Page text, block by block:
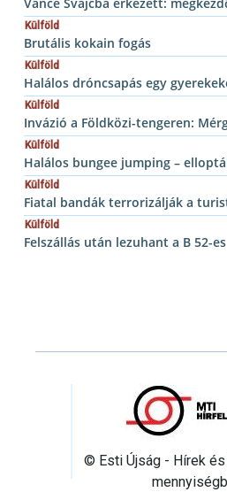
Külföld
Brutális kokain fogás
Külföld
Halálos dróncsapás egy
Külföld
Invázió a Földközi-tengeren:
Külföld
Halálos bungee jumping –
Külföld
Fiatal bandák terrorizálják a
Külföld
Felszállás után lezuhant a B 52-es
© Esti Újság - Hírek és